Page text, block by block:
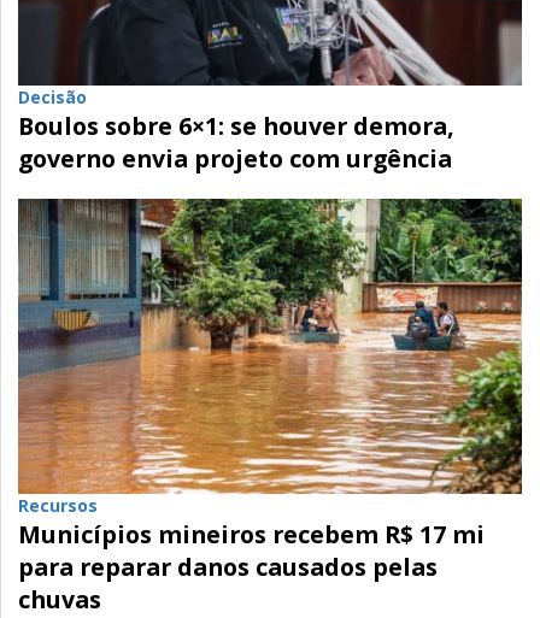
Decisão
Boulos sobre 6×1: se houver demora,
governo envia projeto com urgência
Recursos
Municípios mineiros recebem R$ 17 mi
para reparar danos causados pelas
chuvas